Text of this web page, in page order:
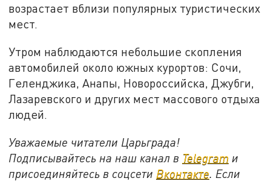
возрастает вблизи популярных туристических
мест.
Утром наблюдаются небольшие скопления
автомобилей около южных курортов: Сочи,
Геленджика, Анапы, Новороссийска, Джубги,
Лазаревского и других мест массового отдыха
людей.
Уважаемые читатели Царьграда!
Подписывайтесь на наш канал в Telegram и
присоединяйтесь в соцсети Вконтакте. Если